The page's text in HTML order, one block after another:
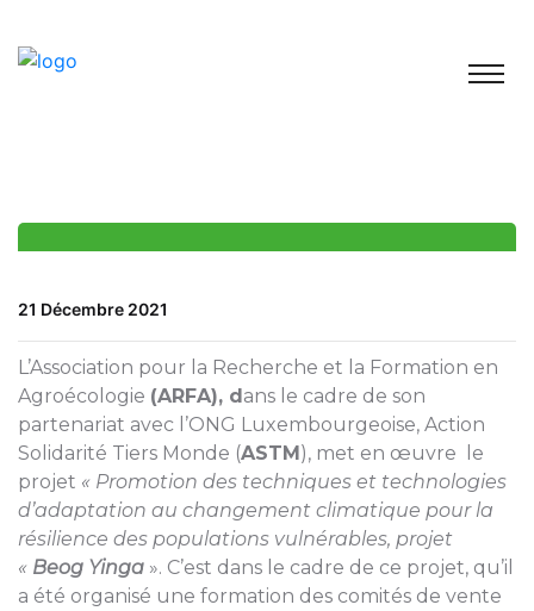
21 Décembre 2021
L’Association pour la Recherche et la Formation en
Agroécologie (ARFA), dans le cadre de son
partenariat avec l’ONG Luxembourgeoise, Action
Solidarité Tiers Monde (ASTM), met en œuvre le
projet « Promotion des techniques et technologies
d’adaptation au changement climatique pour la
résilience des populations vulnérables, projet
« Beog Yinga ». C’est dans le cadre de ce projet, qu’il
a été organisé une formation des comités de vente